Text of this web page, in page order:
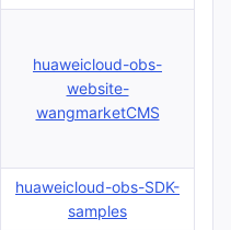
huaweicloud-obs-
website-
wangmarketCMS
huaweicloud-obs-SDK-
samples